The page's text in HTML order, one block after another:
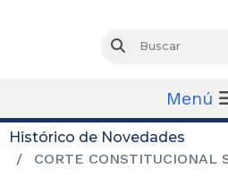
Buscar
Menú
Histórico de Novedades
CORTE CONSTITUCIONAL